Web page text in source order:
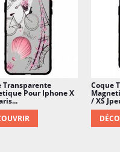
Transparente
Pour Iphone X
Coque
/ XS